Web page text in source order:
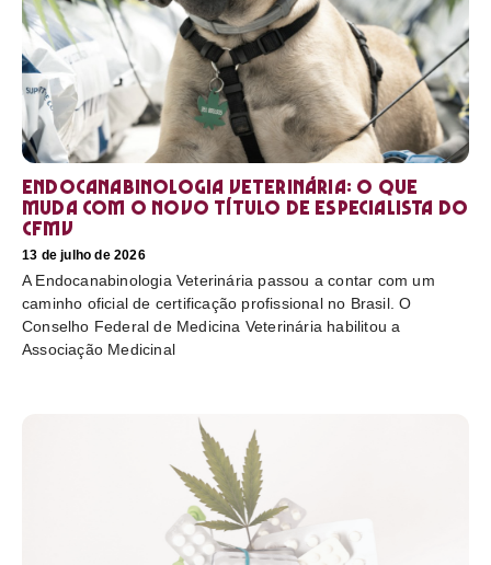
Endocanabinologia Veterinária: o que
muda com o novo título de especialista do
CFMV
13 de julho de 2026
A Endocanabinologia Veterinária passou a contar com um
caminho oficial de certificação profissional no Brasil. O
Conselho Federal de Medicina Veterinária habilitou a
Associação Medicinal